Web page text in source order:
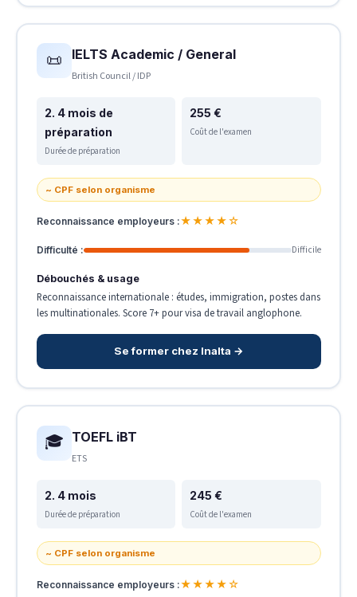
📜 IELTS Academic / General
British Council / IDP
2. 4 mois de
préparation
Durée de préparation
255 €
Coût de l'examen
~ CPF selon organisme
Reconnaissance employeurs :★★★★☆
Difficulté : Difficile
Débouchés & usage
Reconnaissance internationale : études, immigration, postes dans
les multinationales. Score 7+ pour visa de travail anglophone.
Se former chez Inalta →
🎓 TOEFL iBT
ETS
2. 4 mois
Durée de préparation
245 €
Coût de l'examen
~ CPF selon organisme
Reconnaissance employeurs :★★★★☆